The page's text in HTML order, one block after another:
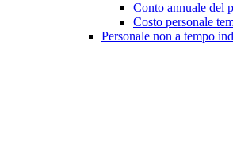
Conto annuale del
Costo personale
Personale non a tempo